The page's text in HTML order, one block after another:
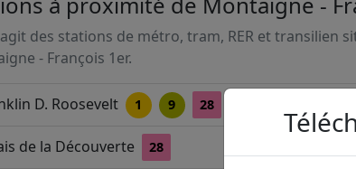
des stations de métro, tram, RER et transilien
- François 1er.
D. Roosevelt 1 9 28
de la Découverte 28